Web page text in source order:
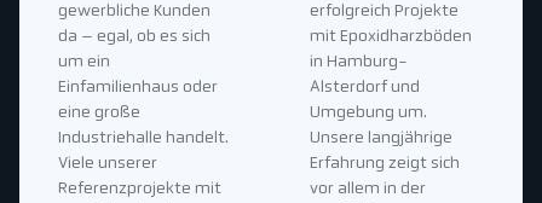
erfolgreich Projekte
mit Epoxidharzböden
in Hamburg-
Alsterdorf und
Umgebung um.
Unsere langjährige
Erfahrung zeigt sich
vor allem in der
gewerbliche Kunden
da – egal, ob es sich
um ein
Einfamilienhaus oder
eine große
Industriehalle handelt.
Viele unserer
Referenzprojekte mit